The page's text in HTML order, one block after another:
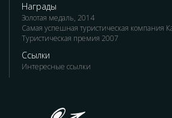
Награды
Золотая медаль, 2014
Самая успешная туристическая компания
Туристическая премия 2007
Ссылки
Интересные ссылки